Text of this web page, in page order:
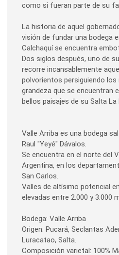
como si fueran parte de su
La historia de aquel
visión de fundar una bodega
Calchaquí se encuentra
Dos siglos después, uno de
recorre incansablemente
polvorientos persiguiendo
grandeza que se encuentran
bellos paisajes de su Salta La
Valle Arriba es una bodega
Raul "Yeyé" Dávalos.
Se encuentra en el norte del
Argentina, en los
San Carlos.
Valles de altísimo potencial
elevadas entre 2.000 y 3.000
Bodega: Valle Arriba
Origen: Pucará, Seclantas
Luracatao, Salta.
Composición varietal: 100%